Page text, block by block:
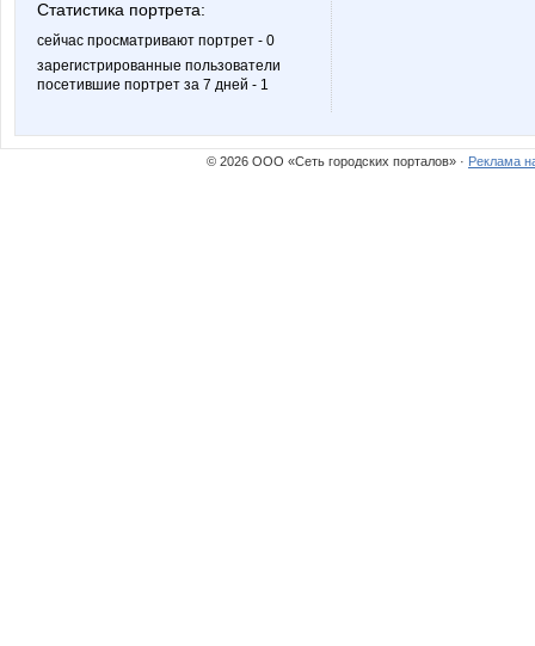
Статистика портрета:
сейчас просматривают портрет - 0
зарегистрированные пользователи
посетившие портрет за 7 дней - 1
© 2026 ООО «Сеть городских порталов» · Реклама